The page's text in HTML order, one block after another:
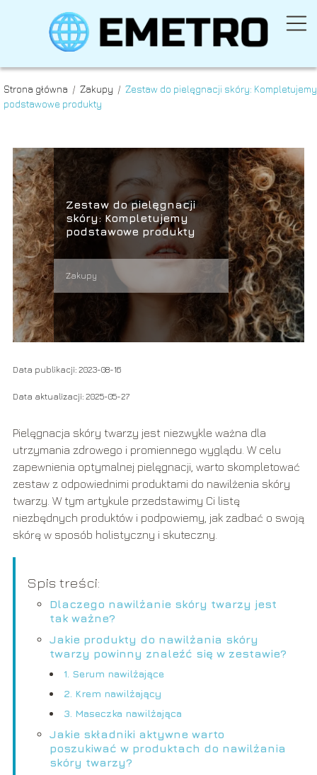
Strona główna / Zakupy / Zestaw do pielęgnacji skóry: Kompletujemy
podstawowe produkty
Zestaw do pielęgnacji
skóry: Kompletujemy
podstawowe produkty
Zakupy
Data publikacji: 2023-08-16
Data aktualizacji: 2025-05-27
Pielęgnacja skóry twarzy jest niezwykle ważna dla
utrzymania zdrowego i promiennego wyglądu. W celu
zapewnienia optymalnej pielęgnacji, warto skompletować
zestaw z odpowiednimi produktami do nawilżenia skóry
twarzy. W tym artykule przedstawimy Ci listę
niezbędnych produktów i podpowiemy, jak zadbać o swoją
skórę w sposób holistyczny i skuteczny.
Spis treści:
Dlaczego nawilżanie skóry twarzy jest
tak ważne?
Jakie produkty do nawilżania skóry
twarzy powinny znaleźć się w zestawie?
1. Serum nawilżające
2. Krem nawilżający
3. Maseczka nawilżająca
Jakie składniki aktywne warto
poszukiwać w produktach do nawilżania
skóry twarzy?